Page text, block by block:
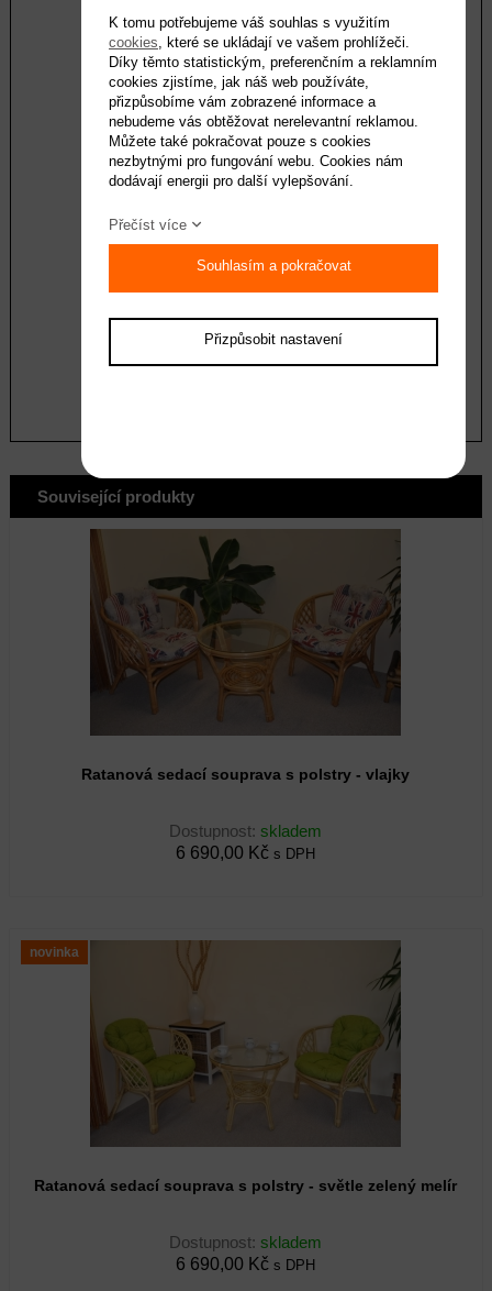
E-mail *
Váš dotaz
Souhlasím se zásadami ochranyosobních
údajů
Související produkty
Ratanová sedací souprava s polstry - vlajky
Dostupnost:skladem
6 690,00 Kčs DPH
novinka
Ratanová sedací souprava s polstry - světle zelený melír
Dostupnost:skladem
6 690,00 Kčs DPH
K tomu potřebujeme váš souhlas s využitím
cookies , které se ukládají ve vašem prohlížeči.
Díky těmto statistickým, preferenčním a reklamním
cookies zjistíme, jak náš web používáte,
přizpůsobíme vám zobrazené informace a
nebudeme vás obtěžovat nerelevantní reklamou.
Můžete také pokračovat pouze s cookies
nezbytnými pro fungování webu. Cookies nám
dodávají energii pro další vylepšování.
Přečíst více
Souhlasím a pokračovat
Přizpůsobit nastavení